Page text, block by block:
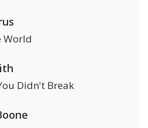
World
Didn't Break